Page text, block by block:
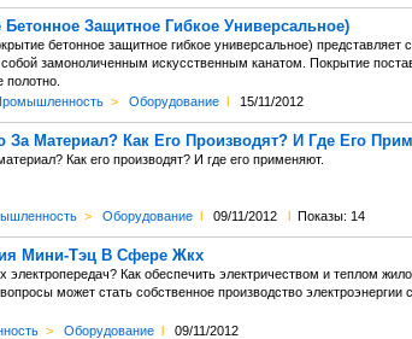
Бетонное Защитное Гибкое Универсальное)
бетонное защитное гибкое универсальное) представляет
замоноличенным искусственным канатом. Покрытие
полотно.
> Оборудование l 15/11/2012
За Материал? Как Его Производят? И Где Его
Как его производят? И где его применяют.
> Оборудование l 09/11/2012 l Показы: 14
Мини-Тэц В Сфере Жкх
электропередач? Как обеспечить электричеством и теплом
может стать собственное производство
> Оборудование l 09/11/2012